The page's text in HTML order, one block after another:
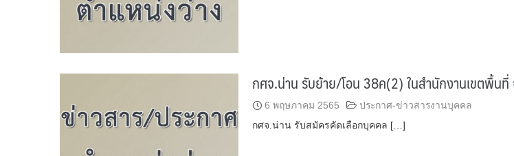
กศจ.น่าน รับย้าย/โอน 38ค(2) ในสำนักงานเขตพื้น
6 พฤษภาคม 2565
ประกาศ-ข่าวสารงานบุคคล
กศจ.น่าน รับสมัครคัดเลือกบุคคล […]